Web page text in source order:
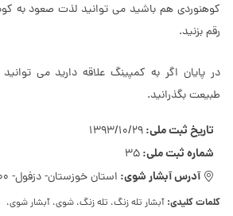
کوهنوردی هم باشید می توانید لذت صعود به
رقم بزنید.
در پایان اگر به کمپینگ علاقه دارید می
طبیعت بگذرانید.
تاریخ ثبت ملی:1393/10/29
شماره ثبت ملی:35
آدرس آبشار شوی: استان خوزستان- دزفول- ۱۰۰ کیلومتری مرکز دزفول
کلمات کلیدی: آبشار تله زنگ، تله زنگ، شوی، آبشار شوی،